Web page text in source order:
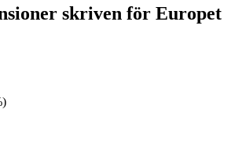
skriven för Europet